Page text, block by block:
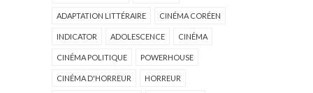
ADAPTATION LITTÉRAIRE CINÉMA CORÉEN
INDICATOR ADOLESCENCE CINÉMA
CINÉMA POLITIQUE POWERHOUSE
CINÉMA D'HORREUR HORREUR